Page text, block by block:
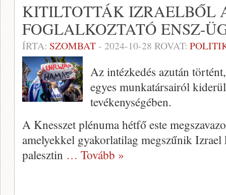
KITILTOTTÁK IZRAELBŐL
FOGLALKOZTATÓ ENSZ-
ÍRTA: SZOMBAT- 2024-10-28 ROVAT:
Az intézkedés azután
egyes munkatársairól
tevékenységében.
A Knesszet plénuma hétfő este
amelyekkel gyakorlatilag megszűnik
palesztin … Tovább »